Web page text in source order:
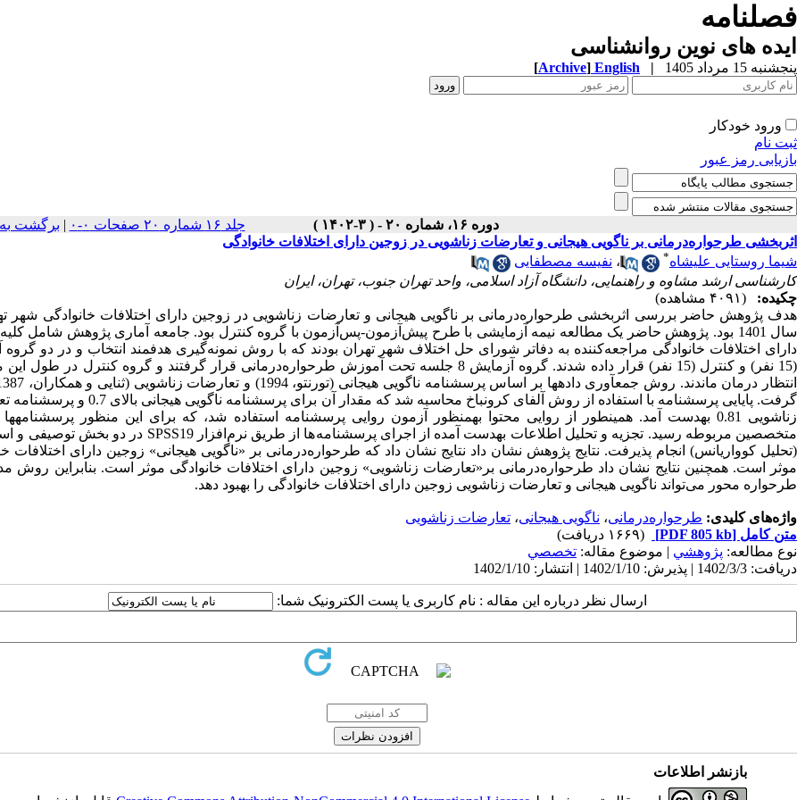
فصلنامه
ایده های نوین روانشناسی
پنجشنبه 15 مرداد 1405 |
English
[Archive]
ورود خودکار
ثبت نام
بازیابی رمز عبور
دوره ۱۶، شماره ۲۰ - ( ۳-۱۴۰۲ ) جلد ۱۶ شماره ۲۰ صفحات ۰-۰ | برگشت
اثربخشی طرحواره‌درمانی بر ناگویی هیجانی و تعارضات زناشویی در زوجین دارای اختلافات خانوادگی
شیما روستایی‌ علیشاه* ، نفیسه مصطفایی
کارشناسی ارشد مشاوه و راهنمایی، دانشگاه آزاد اسلامی، واحد تهران جنوب، تهران، ایران
چکیده:
(۴۰۹۱ مشاهده)
هدف پژوهش حاضر بررسی اثربخشی طرحواره‌درمانی بر ناگویی هیجانی و تعارضات زناشویی در زوجین دارای اختلافات خانوادگی شهر
سال 1401 بود.
پژوهش حاضر یک مطالعه نیمه آزمایشی با طرح پیش‌آزمون-پس‌آزمون با گروه کنترل بود. جامعه­ آماری پژوهش شامل
دارای اختلافات خانوادگی مراجعه‌کننده به دفاتر شورای حل اختلاف شهر تهران بودند که با روش نمونه‌گیری هدفمند انتخاب و در دو گروه
(15 نفر) و کنترل (15 نفر) قرار داده شدند. گروه آزمایش 8 جلسه تحت آموزش طرحواره‌درمانی قرار گرفتند و گروه کنترل در طول
انتظار درمان ماندند.
گرفت. پایایی پرسشنامه با استفاده از
روش آلفای کرونباخ محاسبه شد که مقدار آن برای پرسش­نامه ناگویی
زناشویی 0.81 به­دست آمد.
همین­طور از روایی محتوا به­منظور آزمون روایی پرسشنامه استفاده شد، که برای این منظور پرسشنامه­ها
متخصصین مربوطه رسید. تجزیه و تحلیل اطلاعات به­دست آمده از اجرای پرسشنامهها از طریق نرم افزارSPSS19 در دو بخش توصیفی و
(تحلیل کوواریانس) انجام پذیرفت. نتایج پژوهش نشان داد نتایج نشان داد که طرحواره‌درمانی بر «ناگویی هیجانی» زوجین دارای اختلافات
موثر است. همچنین نتایج نشان داد طرحواره‌درمانی بر«تعارضات زناشویی» زوجین دارای اختلافات خانوادگی موثر است. بنابراین روش
طرحواره محور می‌تواند ناگویی هیجانی و تعارضات زناشویی زوجین دارای اختلافات خانوادگی را بهبود دهد.
واژه‌های کلیدی: طرحواره‌درمانی، ناگویی هیجانی، تعارضات زناشویی
متن کامل [PDF 805 kb]
(۱۶۶۹ دریافت)
نوع مطالعه: پژوهشي | موضوع مقاله: تخصصي
دریافت: 1402/3/3 | پذیرش: 1402/1/10 | انتشار: 1402/1/10
ارسال نظر درباره این مقاله : نام کاربری یا پست الکترونیک شما:
بازنشر اطلاعات